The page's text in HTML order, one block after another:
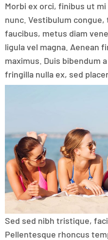
Morbi ex orci, finibus ut
nunc. Vestibulum
faucibus, metus diam
ligula vel magna. Aenean
maximus. Duis bibendum
fringilla nulla ex, sed
Sed sed nibh tristique,
Pellentesque rhoncus